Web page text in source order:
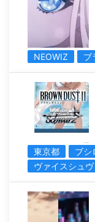
NEOWIZ
ブ
東京都 ブシ
ヴァイスシュ